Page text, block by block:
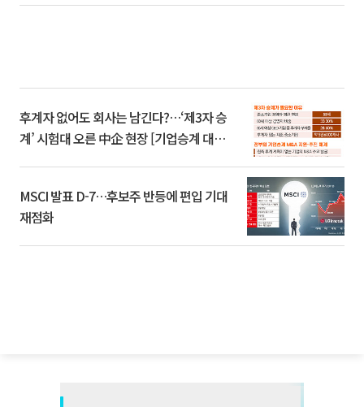
후계자 없어도 회사는 남긴다?…‘제3자 승
계’ 시험대 오른 中企 현장 [기업승계 대전
MSCI 발표 D-7…후보주 반등에 편입 기대
재점화